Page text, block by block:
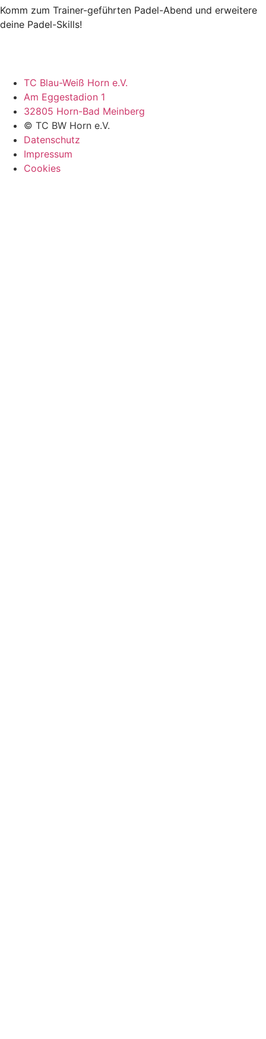
Komm zum Trainer-geführten Padel-Abend und erweitere
deine Padel-Skills!
TC Blau-Weiß Horn e.V.
Am Eggestadion 1
32805 Horn-Bad Meinberg
© TC BW Horn e.V.
Datenschutz
Impressum
Cookies